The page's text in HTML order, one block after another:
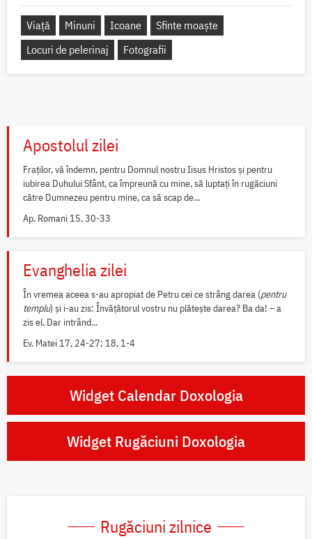
Viață Minuni Icoane
Sfinte moaște
Locuri de pelerinaj
Fotografii
Apostolul zilei
Fraților, vă îndemn, pentru Domnul nostru Iisus Hristos și pentru
iubirea Duhului Sfânt, ca împreună cu mine, să luptați în rugăciuni
către Dumnezeu pentru mine, ca să scap de...
Ap. Romani 15, 30-33
Evanghelia zilei
În vremea aceea s-au apropiat de Petru cei ce strâng darea (pentru
templu) și i-au zis: Învățătorul vostru nu plătește darea? Ba da! – a
zis el. Dar intrând...
Ev. Matei 17, 24-27; 18, 1-4
Widget Calendar Doxologia
Widget Rugăciuni Doxologia
Rugăciuni zilnice